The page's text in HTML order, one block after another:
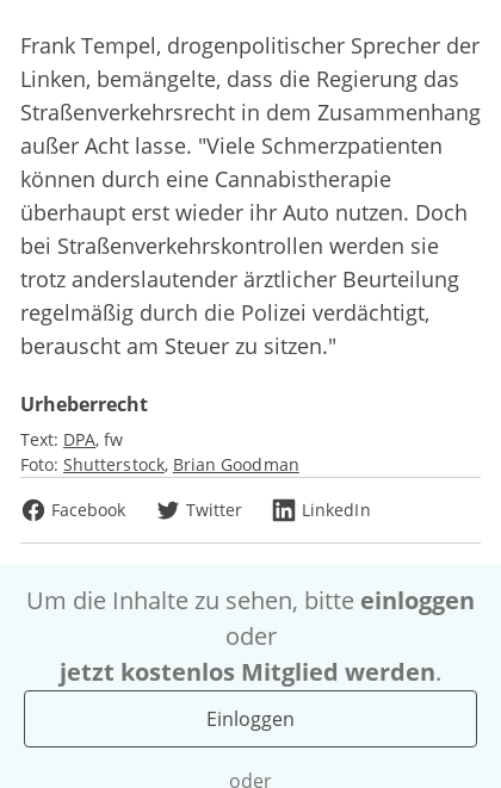
Frank Tempel, drogenpolitischer Sprecher der
Linken, bemängelte, dass die Regierung das
Straßenverkehrsrecht in dem Zusammenhang
außer Acht lasse. "Viele Schmerzpatienten
können durch eine Cannabistherapie
überhaupt erst wieder ihr Auto nutzen. Doch
bei Straßenverkehrskontrollen werden sie
trotz anderslautender ärztlicher Beurteilung
regelmäßig durch die Polizei verdächtigt,
berauscht am Steuer zu sitzen."
Urheberrecht
Text: DPA fw
Foto: Shutterstock Brian Goodman
Facebook
Twitter LinkedIn
Um die Inhalte zu sehen, bitte einloggen
oder
jetzt kostenlos Mitglied werden.
Einloggen
oder